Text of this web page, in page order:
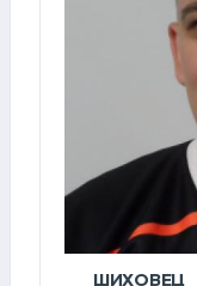
ШИХОВЕЦ